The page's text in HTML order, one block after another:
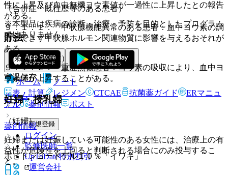
性に上昇及び血中無機ヨウ素値が一過性に上昇したとの報告
がある。
貯法
（保管上の注意）
室温保存。
ホーム
薬剤情報
ポビドンヨードゲル１０％「イワキ」
（合併症・既往歴等のある患者）
９．１．１． 甲状腺機能異常のある患者：血中ヨウ素の調
節ができず甲状腺ホルモン関連物質に影響を与えるおそれが
ある。
９．１．２． 重症熱傷患者：ヨウ素の吸収により、血中ヨ
ウ素値が上昇することがある。
妊婦・授乳婦
（妊婦）
妊婦または妊娠している可能性のある女性には、治療上の有
益性が危険性を上回ると判断される場合にのみ投与するこ
と。
※本製品は疾病の診断・治療・予防を目的としたプログラム
ではありません。
ホーム
ノート
表・計算
レジメン CTCAE 抗菌薬ガイド
ERマニュ
アル
薬剤情報 ポスト
新規登録
ログイン
監修医師一覧
UpToDate特別割引
運営会社